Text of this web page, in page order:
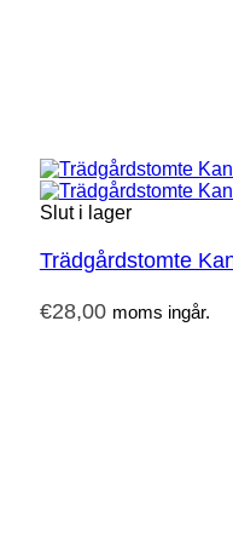
Slut i lager
Trädgårdstomte
€28,00 moms ingår.